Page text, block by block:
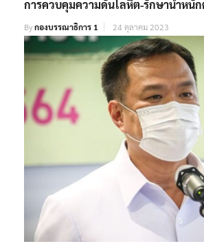
การควบคุมความดันโลหิต-รักษาน้ำหนัก
Byกองบรรณาธิการ 1 24 ตุลาคม 2023